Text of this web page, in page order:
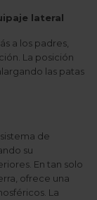
lateral
a los padres,
La posición
las patas
de
su
En tan solo
ofrece una
La